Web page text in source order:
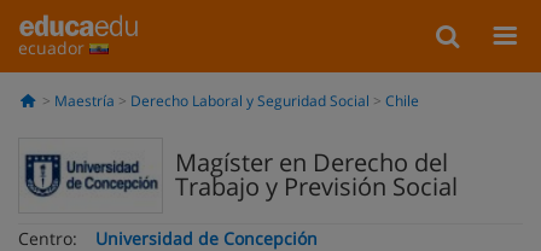
ecuador
Maestría Derecho Laboral y Seguridad Social Chile
Magíster en Derecho del
Trabajo y Previsión Social
Centro:
Universidad de Concepción